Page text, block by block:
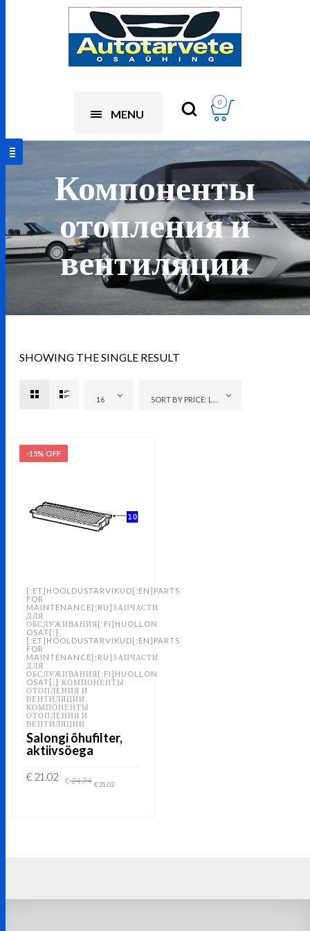
MENU
0
Компоненты
отопления и
вентиляции
SHOWING THE SINGLE RESULT
16
-15% OFF
[:ET]HOOLDUSTARVIKUD[:EN]PARTS
FOR
MAINTENANCE[:RU]ЗАПЧАСТИ
ДЛЯ
ОБСЛУЖИВАНИЯ[:FI]HUOLLON
OSAT[:]
[:ET]HOOLDUSTARVIKUD[:EN]PARTS
FOR
MAINTENANCE[:RU]ЗАПЧАСТИ
ДЛЯ
ОБСЛУЖИВАНИЯ[:FI]HUOLLON
OSAT[:] КОМПОНЕНТЫ
ОТОПЛЕНИЯ И
ВЕНТИЛЯЦИИ
КОМПОНЕНТЫ
ОТОПЛЕНИЯ И
ВЕНТИЛЯЦИИ
Salongi õhufilter,
aktiivsöega
€24.74 price
€21.02
price
€21.02